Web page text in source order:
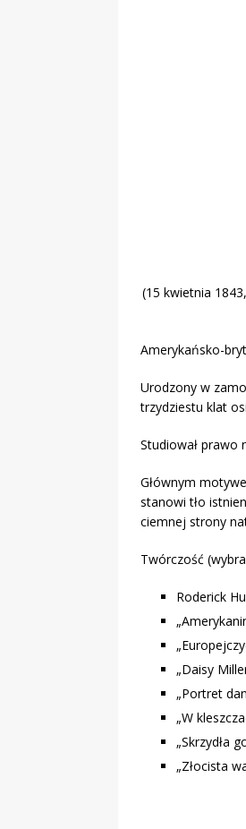
(15 kwietnia
Amerykańsko-
Urodzony w
trzydziestu klat
Studiował prawo
Głównym
stanowi tło
ciemnej strony
Twórczość
Roderick
„Daisy
„Portret
„W
„Skrzydła
„Złocista